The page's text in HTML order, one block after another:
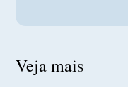
Veja mais